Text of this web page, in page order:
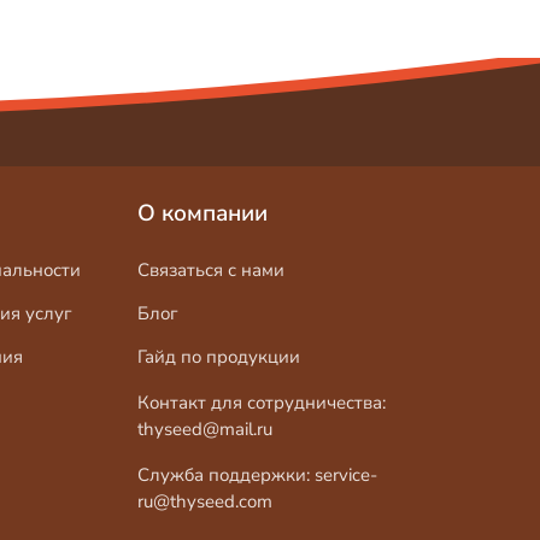
услуг
О компании
Связаться с нами
Блог
Гайд по продукции
Контакт для сотрудничества:
thyseed@mail.ru
Служба поддержки: service-
ru@thyseed.com